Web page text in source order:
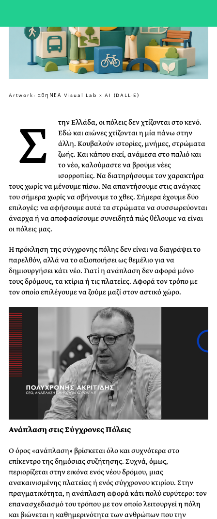
Artwork: αθηΝΕΑ Visual Lab × AI (DALL·E)
Σ
την Ελλάδα, οι πόλεις δεν χτίζονται στο κενό.
Εδώ και αιώνες χτίζονται η μία πάνω στην
άλλη. Κουβαλούν ιστορίες, μνήμες, στρώματα
ζωής. Και κάπου εκεί, ανάμεσα στο παλιό και
το νέο, καλούμαστε να βρούμε νέες
ισορροπίες. Να διατηρήσουμε τον χαρακτήρα
τους χωρίς να μένουμε πίσω. Να απαντήσουμε στις ανάγκες
του σήμερα χωρίς να σβήνουμε το χθες. Σήμερα έχουμε δύο
επιλογές: να αφήσουμε αυτά τα στρώματα να συσσωρεύονται
άναρχα ή να αποφασίσουμε συνειδητά πώς θέλουμε να είναι
οι πόλεις μας.
Η πρόκληση της σύγχρονης πόλης δεν είναι να διαγράψει το
παρελθόν, αλλά να το αξιοποιήσει ως θεμέλιο για να
δημιουργήσει κάτι νέο. Γιατί η ανάπλαση δεν αφορά μόνο
τους δρόμους, τα κτίρια ή τις πλατείες. Αφορά τον τρόπο με
τον οποίο επιλέγουμε να ζούμε μαζί στον αστικό χώρο.
Ανάπλαση στις Σύγχρονες Πόλεις
Ο όρος «ανάπλαση» βρίσκεται όλο και συχνότερα στο
επίκεντρο της δημόσιας συζήτησης. Συχνά, όμως,
περιορίζεται στην εικόνα ενός νέου δρόμου, μιας
ανακαινισμένης πλατείας ή ενός σύγχρονου κτιρίου. Στην
πραγματικότητα, η ανάπλαση αφορά κάτι πολύ ευρύτερο: τον
επανασχεδιασμό του τρόπου με τον οποίο λειτουργεί η πόλη
και βιώνεται η καθημερινότητα των ανθρώπων που την